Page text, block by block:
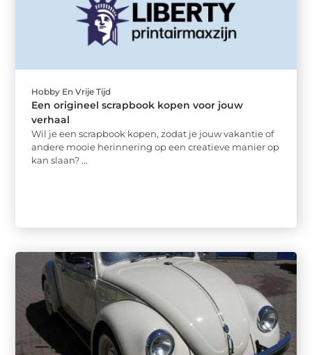
Hobby En Vrije Tijd
Een origineel scrapbook kopen voor jouw
verhaal
Wil je een scrapbook kopen, zodat je jouw vakantie of
andere mooie herinnering op een creatieve manier op
kan slaan? ...